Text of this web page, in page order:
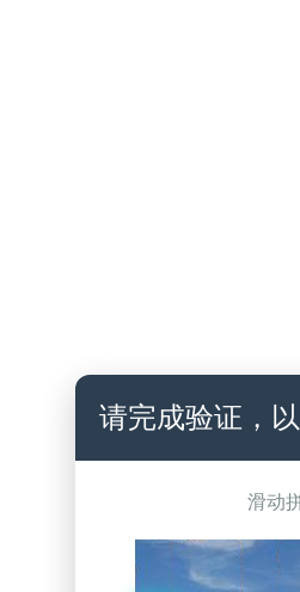
请完成验证，
滑动